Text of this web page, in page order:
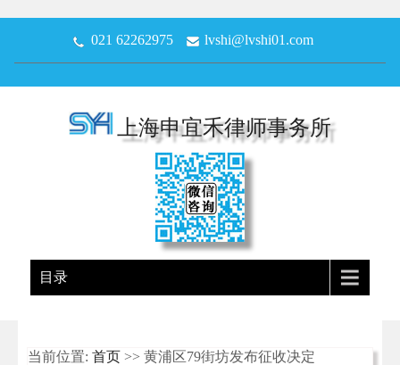
021 62262975 lvshi@lvshi01.com
上海申宜禾律师事务所
目录
当前位置: 首页 >> 黄浦区79街坊发布征收决定